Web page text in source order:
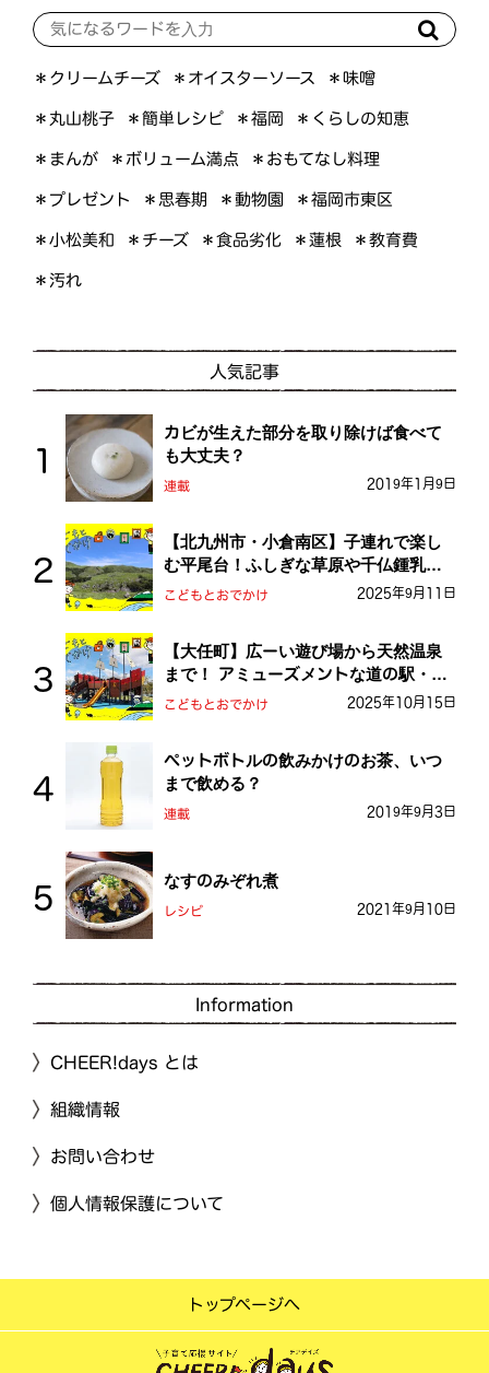
＊クリームチーズ ＊オイスターソース ＊味噌
＊丸山桃子 ＊簡単レシピ ＊福岡 ＊くらしの知恵
＊まんが ＊ボリューム満点 ＊おもてなし料理
＊プレゼント ＊思春期 ＊動物園 ＊福岡市東区
＊小松美和 ＊チーズ ＊食品劣化 ＊蓮根 ＊教育費
＊汚れ
人気記事
カビが生えた部分を取り除けば食べて
も大丈夫？
連載 2019年1月9日
【北九州市・小倉南区】子連れで楽し
む平尾台！ふしぎな草原や千仏鍾乳洞
を探検しよう！
こどもとおでかけ 2025年9月11日
【大任町】広ーい遊び場から天然温泉
まで！ アミューズメントな道の駅・お
おとう桜街道
こどもとおでかけ 2025年10月15日
ペットボトルの飲みかけのお茶、いつ
まで飲める？
連載 2019年9月3日
なすのみぞれ煮
レシピ 2021年9月10日
Information
CHEER!days とは
組織情報
お問い合わせ
個人情報保護について
トップページへ